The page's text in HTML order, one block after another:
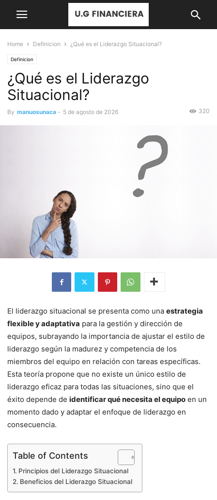
Home Definicion ¿Qué es el Liderazgo Situacional?
Definicion
¿Qué es el Liderazgo
Situacional?
By manuosunaca - 5 de agosto de 2026 320
El liderazgo situacional se presenta como una estrategia
flexible y adaptativa para la gestión y dirección de
equipos, subrayando la importancia de ajustar el estilo de
liderazgo según la madurez y competencia de los
miembros del equipo en relación con tareas específicas.
Esta teoría propone que no existe un único estilo de
liderazgo eficaz para todas las situaciones, sino que el
éxito depende de identificar qué necesita el equipo en un
momento dado y adaptar el enfoque de liderazgo en
consecuencia.
Table of Contents
Principios del Liderazgo Situacional
Beneficios del Liderazgo Situacional